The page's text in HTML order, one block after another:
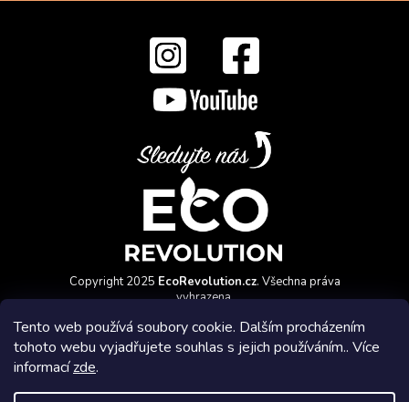
Tento web používá soubory cookie. Dalším procházením
tohoto webu vyjadřujete souhlas s jejich používáním.. Více
informacízde.
Copyright 2025 EcoRevolution.cz. Všechna práva
vyhrazena.